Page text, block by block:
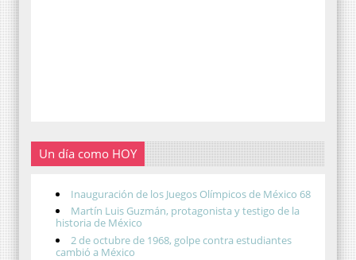
Un día como HOY
Inauguración de los Juegos Olímpicos de México 68
Martín Luis Guzmán, protagonista y testigo de la
historia de México
2 de octubre de 1968, golpe contra estudiantes
cambió a México